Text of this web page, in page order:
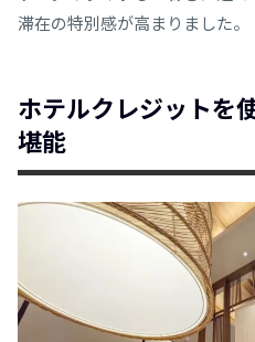
滞在の特別感が高まりました。
ホテルクレジットを
堪能